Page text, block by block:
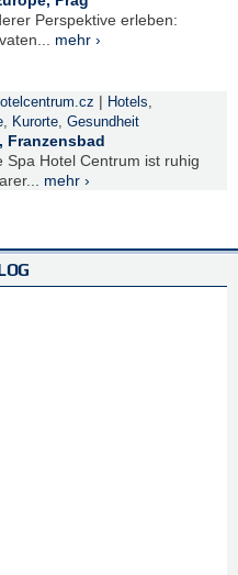
Perspektive erleben:
mehr ›
| Hotels,
, Kurorte, Gesundheit
Franzensbad
Spa Hotel Centrum ist ruhig
mehr ›